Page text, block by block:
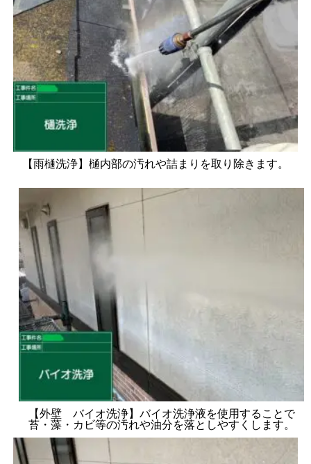
【雨樋洗浄】樋内部の汚れや詰まりを取り除きます。
【外壁 バイオ洗浄】バイオ洗浄液を使用することで
苔・藻・カビ等の汚れや油分を落としやすくします。